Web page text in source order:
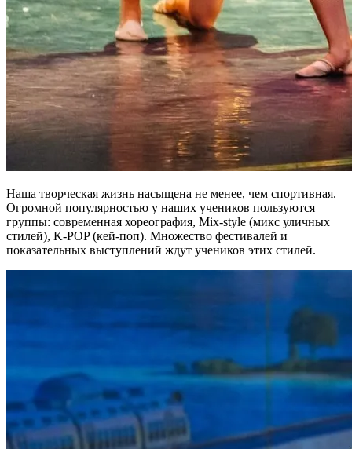
Наша творческая жизнь насыщена не менее, чем спортивная.
Огромной популярностью у наших учеников пользуются
группы: современная хореография, Mix-style (микс уличных
стилей), K-POP (кей-поп). Множество фестивалей и
показательных выступлений ждут учеников этих стилей.